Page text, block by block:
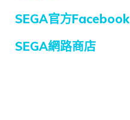
SEGA官方Facebook
SEGA網路商店